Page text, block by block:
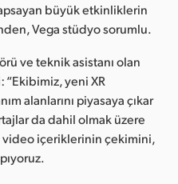
büyük etkinliklerin
Vega stüdyo sorumlu.
ve teknik asistanı olan
“Ekibimiz, yeni XR
alanlarını piyasaya çıkar
da dahil olmak üzere
video içeriklerinin çekimini,